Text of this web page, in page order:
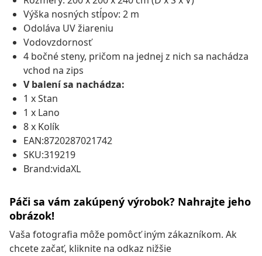
Výška nosných stĺpov: 2 m
Odoláva UV žiareniu
Vodovzdornosť
4 bočné steny, pričom na jednej z nich sa nachádza
vchod na zips
V balení sa nachádza:
1 x Stan
1 x Lano
8 x Kolík
EAN:8720287021742
SKU:319219
Brand:vidaXL
Páči sa vám zakúpený výrobok? Nahrajte jeho
obrázok!
Vaša fotografia môže pomôcť iným zákazníkom. Ak
chcete začať, kliknite na odkaz nižšie